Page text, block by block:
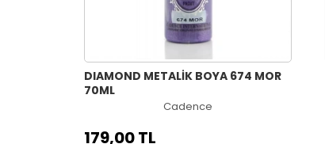
DIAMOND METALİK BOYA 674 MOR
70ML
Cadence
179,00 TL